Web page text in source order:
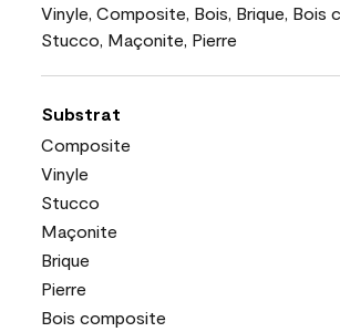
Vinyle, Composite, Bois, Brique, Bois
Stucco, Maçonite, Pierre
Substrat
Composite
Vinyle
Stucco
Maçonite
Brique
Pierre
Bois composite